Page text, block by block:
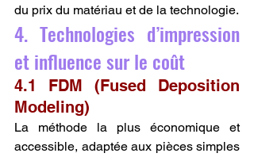
du prix du matériau et de la technologie.
4. Technologies d’impression
et influence sur le coût
4.1 FDM (Fused Deposition
Modeling)
La méthode la plus économique et
accessible, adaptée aux pièces simples